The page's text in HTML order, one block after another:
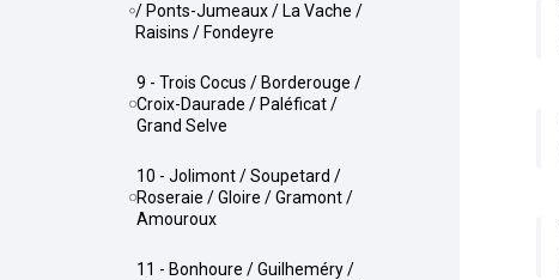
/ Ponts-Jumeaux / La Vache /
Raisins / Fondeyre
9 - Trois Cocus / Borderouge /
Croix-Daurade / Paléficat /
Grand Selve
10 - Jolimont / Soupetard /
Roseraie / Gloire / Gramont /
Amouroux
11 - Bonhoure / Guilheméry /